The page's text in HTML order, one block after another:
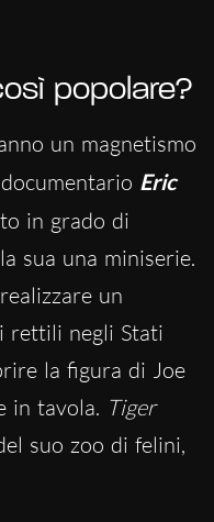
popolare?
un magnetismo
Eric
in grado di
sua una miniserie.
un
rettili negli Stati
la figura di Joe
in tavola. Tiger
suo zoo di felini,